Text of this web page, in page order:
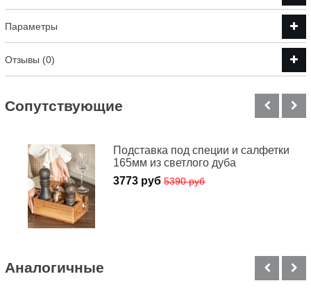
Параметры
Отзывы (0)
Cопутствующие
Подставка под специи и салфетки
165мм из светлого дуба
3773 руб5390 руб
Аналогичные